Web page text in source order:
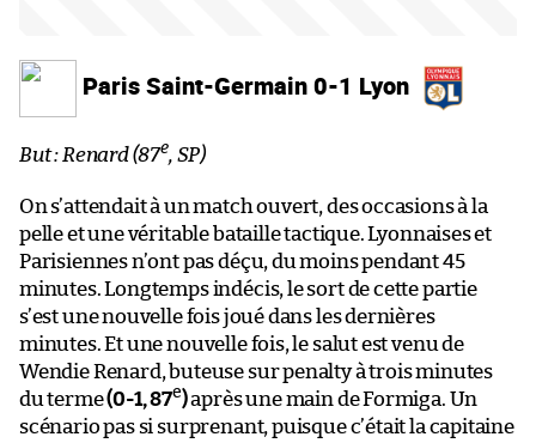
Paris Saint-Germain 0-1 Lyon
But : Renard (87e, SP)
On s’attendait à un match ouvert, des occasions à la
pelle et une véritable bataille tactique. Lyonnaises et
Parisiennes n’ont pas déçu, du moins pendant 45
minutes. Longtemps indécis, le sort de cette partie
s’est une nouvelle fois joué dans les dernières
minutes. Et une nouvelle fois, le salut est venu de
Wendie Renard, buteuse sur penalty à trois minutes
du terme(0-1, 87e)après une main de Formiga. Un
scénario pas si surprenant, puisque c’était la capitaine